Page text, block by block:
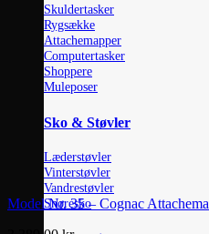
Skuldertasker
Rygsække
Attachemapper
Computertasker
Shoppere
Muleposer
Sko & Støvler
Læderstøvler
Vinterstøvler
Vandrestøvler
Snøresko
Model Nr. 35 – Cognac